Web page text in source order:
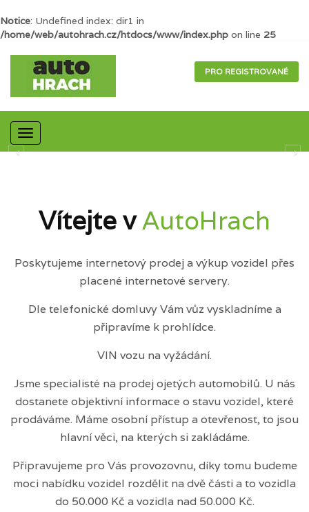
Notice: Undefined index: dir1 in
/home/web/autohrach.cz/htdocs/www/index.php on line 25
PRO REGISTROVANÉ
Mobilní
navigace
Vítejte vAutoHrach
Poskytujeme internetový prodej a výkup vozidel přes
placené internetové servery.
Dle telefonické domluvy Vám vůz vyskladníme a
připravíme k prohlídce.
VIN vozu na vyžádání.
Jsme specialisté na prodej ojetých automobilů. U nás
dostanete objektivní informace o stavu vozidel, které
prodáváme. Máme osobní přístup a otevřenost, to jsou
hlavní věci, na kterých si zakládáme.
Připravujeme pro Vás provozovnu, díky tomu budeme
moci nabídku vozidel rozdělit na dvě části a to vozidla
do 50.000 Kč a vozidla nad 50.000 Kč.